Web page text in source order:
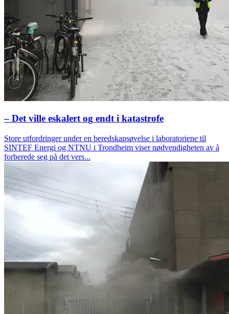
– Det ville eskalert og endt i katastrofe
Store utfordringer under en beredskapsøvelse i laboratoriene til
SINTEF Energi og NTNU i Trondheim viser nødvendigheten av å
forberede seg på det vers...